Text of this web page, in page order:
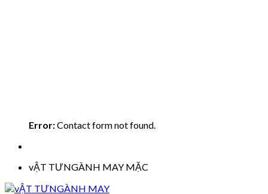
Error:Contact form not found.
vẬT TƯNGÀNH MAY MẶC